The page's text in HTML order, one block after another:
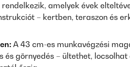
amelyek évek
– kertben, teraszon és
A 43 cm-es munkavégzési
és görnyedés – ültethet, locsolhat